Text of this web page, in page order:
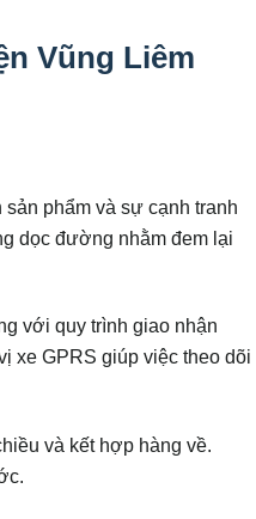
Vũng Liêm
phẩm và sự cạnh tranh
dọc đường nhằm đem lại
với quy trình giao nhận
xe GPRS giúp việc theo dõi
và kết hợp hàng về.